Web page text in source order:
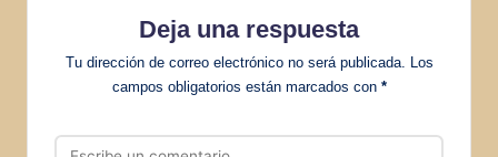
Deja una respuesta
Tu dirección de correo electrónico no será publicada. Los
campos obligatorios están marcados con *